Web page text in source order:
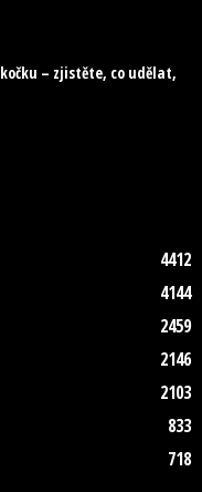
– zjistěte, co udělat,
4412
4144
2459
2146
2103
833
718